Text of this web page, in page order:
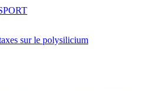
sur le polysilicium